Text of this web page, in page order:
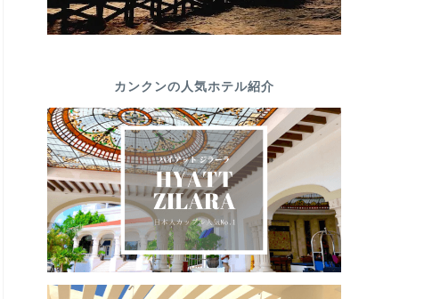
カンクンの人気ホテル紹介